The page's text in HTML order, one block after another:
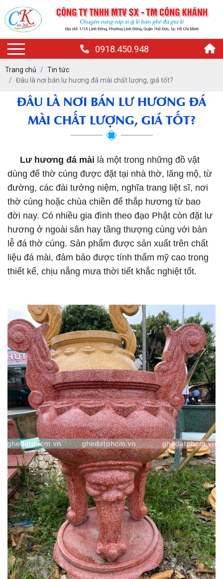
0918.450.948
Trang chủ
Tin tức
Đâu là nơi bán lư hương đá mài chất lượng, giá tốt?
ĐÂU LÀ NƠI BÁN LƯ HƯƠNG ĐÁ
MÀI CHẤT LƯỢNG, GIÁ TỐT?
Lư hương đá mài là một trong những đồ vật
dùng để thờ cúng được đặt tại nhà thờ, lăng mộ, từ
đường, các đài tưởng niệm, nghĩa trang liệt sĩ, nơi
thờ cúng hoặc chùa chiền để thắp hương từ bao
đời nay. Có nhiều gia đình theo đạo Phật còn đặt lư
hương ở ngoài sân hay tầng thượng cùng với bàn
lễ đá thờ cúng. Sản phẩm được sản xuất trên chất
liệu đá mài, đảm bảo được tính thẩm mỹ cao trong
thiết kế, chịu nắng mưa thời tiết khắc nghiệt tốt.